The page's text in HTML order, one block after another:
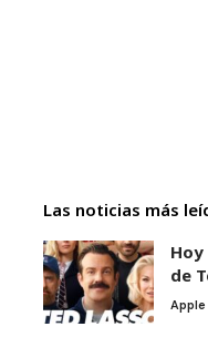
Las noticias más
de
Apple